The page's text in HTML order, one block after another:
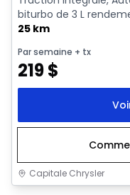
biturbo de 3 L
25 km
Par semaine + tx
219$
Capitale Chrysler